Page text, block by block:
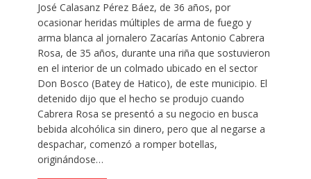
José Calasanz Pérez Báez, de 36 años, por
ocasionar heridas múltiples de arma de fuego y
arma blanca al jornalero Zacarías Antonio Cabrera
Rosa, de 35 años, durante una riña que sostuvieron
en el interior de un colmado ubicado en el sector
Don Bosco (Batey de Hatico), de este municipio. El
detenido dijo que el hecho se produjo cuando
Cabrera Rosa se presentó a su negocio en busca
bebida alcohólica sin dinero, pero que al negarse a
despachar, comenzó a romper botellas,
originándose…